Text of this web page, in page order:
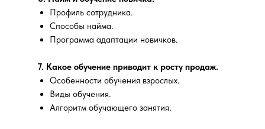
Профиль сотрудника.
Способы найма.
Программа адаптации новичков.
7. Какое обучение приводит к росту продаж.
Особенности обучения взрослых.
Виды обучения.
Алгоритм обучающего занятия.